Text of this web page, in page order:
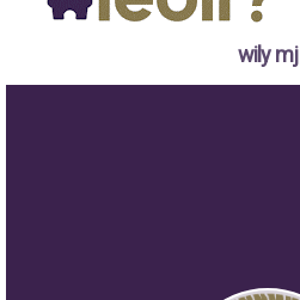
où
wily mj